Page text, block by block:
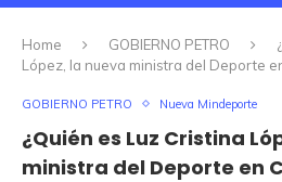
Home GOBIERNO PETRO
López, la nueva ministra del Deporte
GOBIERNO PETRO Nueva Mindeporte
¿Quién es Luz Cristina
ministra del Deporte en